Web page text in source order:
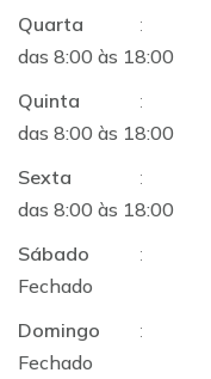
Quarta
:
das 8:00 às 18:00
Quinta
:
das 8:00 às 18:00
Sexta
:
das 8:00 às 18:00
Sábado
:
Fechado
Domingo
:
Fechado